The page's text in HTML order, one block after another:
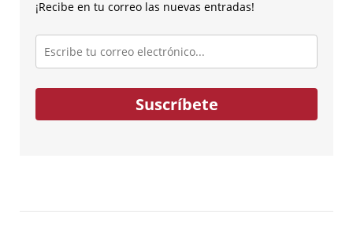
¡Recibe en tu correo las nuevas entradas!
Escribe
tu
correo
electrónico...
Suscríbete